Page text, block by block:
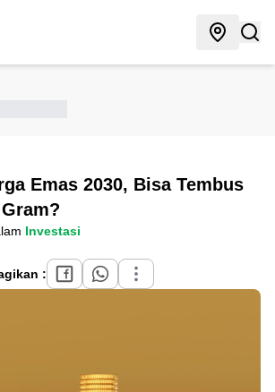
Emas 2030, Bisa Tembus
Investasi
: